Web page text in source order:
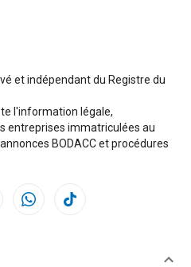
et indépendant du Registre du
l'information légale,
entreprises immatriculées au
BODACC et procédures